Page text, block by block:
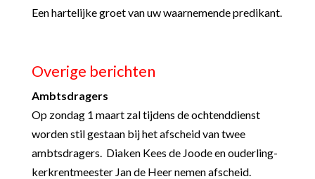
Een hartelijke groet van uw waarnemende predikant.
Overige berichten
Ambtsdragers
Op zondag 1 maart zal tijdens de ochtenddienst
worden stil gestaan bij het afscheid van twee
ambtsdragers. Diaken Kees de Joode en ouderling-
kerkrentmeester Jan de Heer nemen afscheid.